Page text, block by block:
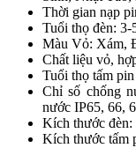
Thời gian nạp
Tuổi thọ đèn: 3-
Màu Vỏ: Xám,
Chất liệu vỏ,
Tuổi thọ tấm
Chỉ số chống
nước IP65, 66,
Kích thước đèn:
Kích thước tấm